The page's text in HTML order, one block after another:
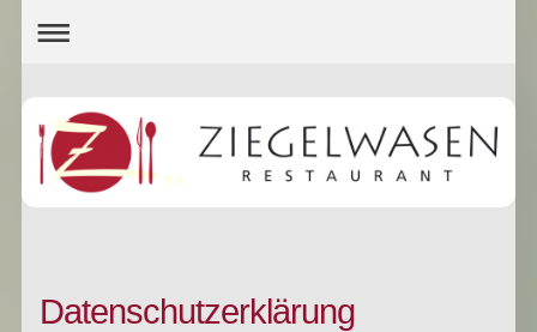
Datenschutzerklärung